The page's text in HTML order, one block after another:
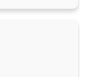
из
здесь.